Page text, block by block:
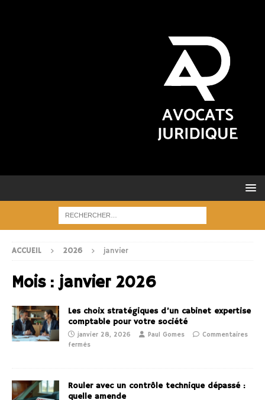
ACCUEIL 2026 janvier
Mois :janvier 2026
Les choix stratégiques d’un cabinet expertise
comptable pour votre société
janvier 28, 2026 Paul Gomes
Commentaires
fermés
Rouler avec un contrôle technique dépassé :
quelle amende